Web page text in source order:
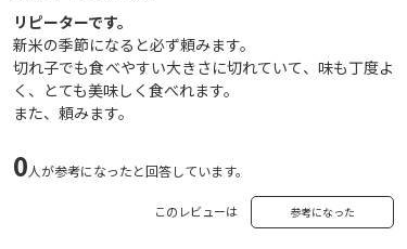
リピーターです。
新米の季節になると必ず頼みます。
切れ子でも食べやすい大きさに切れていて、味も丁度よ
く、とても美味しく食べれます。
また、頼みます。
0人が参考になったと回答しています。
このレビューは 参考になった